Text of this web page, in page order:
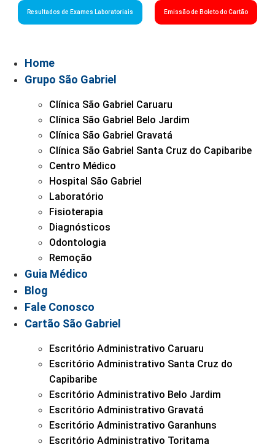
Resultados de Exames Laboratoriais Emissão de Boleto do Cartão
Home
Grupo São Gabriel
Clínica São Gabriel Caruaru
Clínica São Gabriel Belo Jardim
Clínica São Gabriel Gravatá
Clínica São Gabriel Santa Cruz do Capibaribe
Centro Médico
Hospital São Gabriel
Laboratório
Fisioterapia
Diagnósticos
Odontologia
Remoção
Guia Médico
Blog
Fale Conosco
Cartão São Gabriel
Escritório Administrativo Caruaru
Escritório Administrativo Santa Cruz do
Capibaribe
Escritório Administrativo Belo Jardim
Escritório Administrativo Gravatá
Escritório Administrativo Garanhuns
Escritório Administrativo Toritama